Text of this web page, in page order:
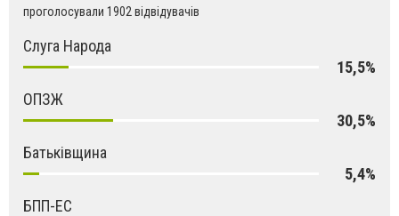
проголосували 1902 відвідувачів
Слуга Народа
15,5%
ОПЗЖ
30,5%
Батьківщина
5,4%
БПП-ЕС